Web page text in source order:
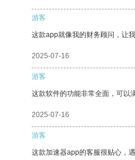
游客
这款app就像我的财务顾问，让
2025-07-16
游客
这款软件的功能非常全面，可以
2025-07-16
游客
这款加速器app的客服很贴心，